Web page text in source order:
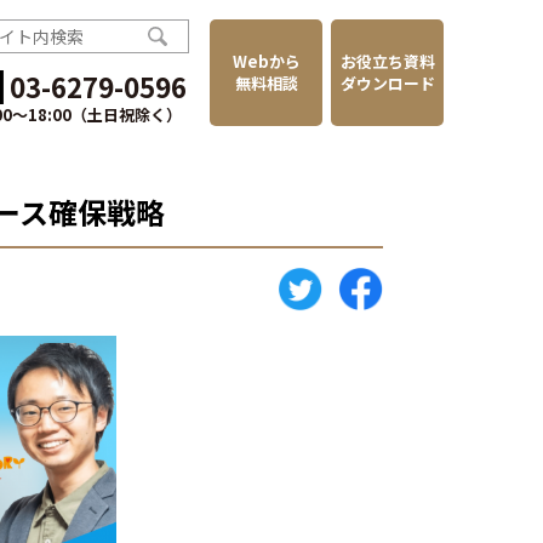
03-6279-0596
〜18:00（土日祝除く）
Webから
無料相談
お役立ち資料
ダウンロード
ス確保戦略